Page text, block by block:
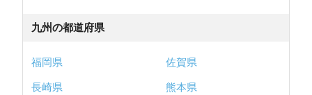
九州の都道府県
福岡県
佐賀県
長崎県
熊本県